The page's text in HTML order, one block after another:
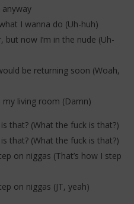
+ JT (Lyrics)
anyway
I wanna do (Uh-huh)
now I’m in the nude (Uh-
be returning soon (Woah,
living room (Damn)
that? (What the fuck is that?)
that? (What the fuck is that?)
on niggas (That’s how I step
on niggas (JT, yeah)